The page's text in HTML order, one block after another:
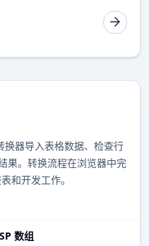
换器导入表格数据、检查行
果。转换流程在浏览器中完
和开发工作。
数组